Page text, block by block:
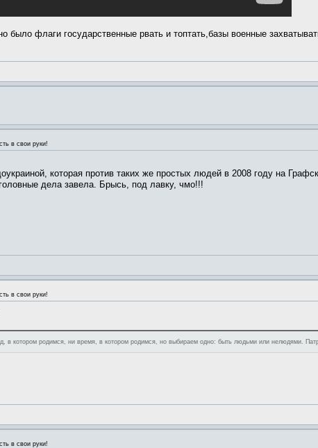
было флаги государственные рвать и топтать,базы военные
в свои руки!
которая против таких же простых людей в 2008 году на
дела завела. Брысь, под лавку, чмо!!!
в свои руки!
в котором родимся, ни время, в котором родимся, но выбираем одно: быть людьми или нелюдями.
в свои руки!